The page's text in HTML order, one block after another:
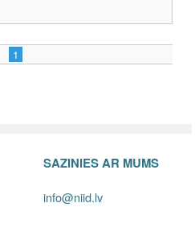
1
SAZINIES AR MUMS
info@niid.lv